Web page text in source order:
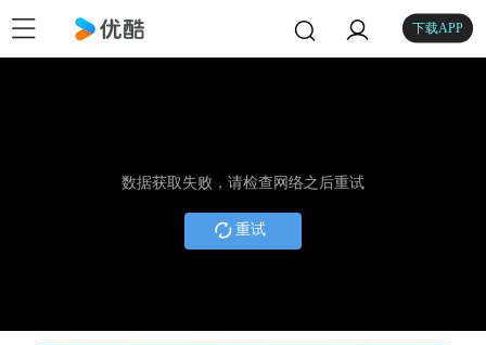
下载APP
数据获取失败，请检查网络之后重试
重试